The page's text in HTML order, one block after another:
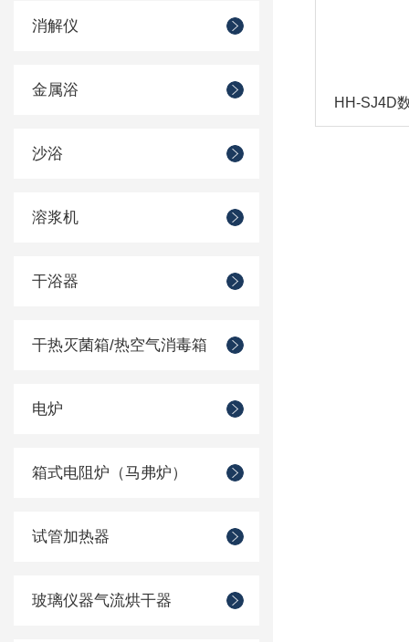
消解仪
金属浴
沙浴
溶浆机
干浴器
干热灭菌箱/热空气消毒箱
电炉
箱式电阻炉（马弗炉）
试管加热器
玻璃仪器气流烘干器